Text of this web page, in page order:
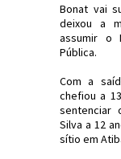
Bonat vai
deixou a
assumir o
Pública.
Com a
chefiou a
sentenciar
Silva a 12
sítio em